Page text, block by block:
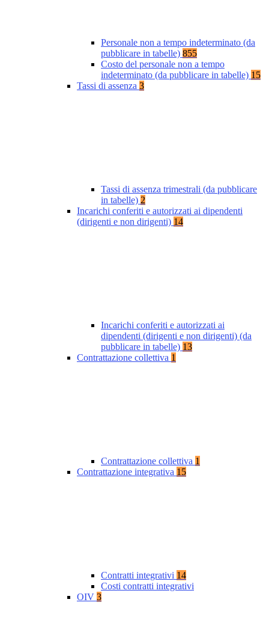
Personale non a tempo indeterminato (da
pubblicare in tabelle) 855
Costo del personale non a tempo
indeterminato (da pubblicare in tabelle) 15
Tassi di assenza 3
Tassi di assenza trimestrali (da pubblicare
in tabelle) 2
Incarichi conferiti e autorizzati ai dipendenti
(dirigenti e non dirigenti) 14
Incarichi conferiti e autorizzati ai
dipendenti (dirigenti e non dirigenti) (da
pubblicare in tabelle) 13
Contrattazione collettiva 1
Contrattazione collettiva 1
Contrattazione integrativa 15
Contratti integrativi 14
Costi contratti integrativi
OIV 3